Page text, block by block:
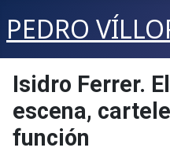
PEDRO
Isidro Ferrer.
escena,
función